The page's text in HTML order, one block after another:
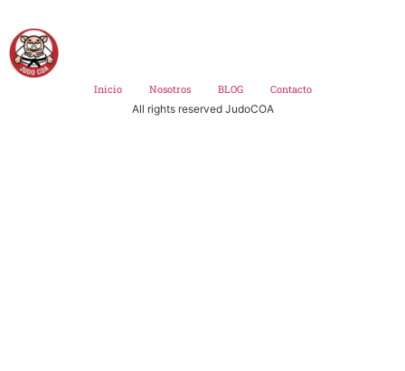
Inicio Nosotros BLOG
Contacto
All rights reserved JudoCOA